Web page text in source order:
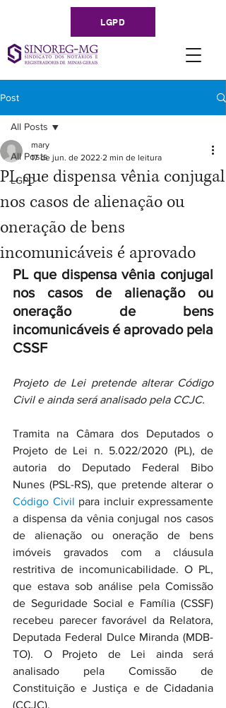
LGPD
Post
All Posts
LGPD
All Posts
PL que dispensa vênia conjugal
nos casos de alienação ou
oneração de bens
incomunicáveis é aprovado
mary
17 de jun. de 2022 2 min de leitura
PL que dispensa vênia conjugal
nos casos de alienação ou
oneração de bens
incomunicáveis é aprovado pela
CSSF
Projeto de Lei pretende alterar Código
Civil e ainda será analisado pela CCJC.
Tramita na Câmara dos Deputados o
Projeto de Lei n. 5.022/2020 (PL), de
autoria do Deputado Federal Bibo
Código Civil para incluir expressamente
a dispensa da vênia conjugal nos casos
de alienação ou oneração de bens
imóveis gravados com a cláusula
restritiva de incomunicabilidade. O PL,
que estava sob análise pela Comissão
de Seguridade Social e Família (CSSF)
recebeu parecer favorável da Relatora,
Deputada Federal Dulce Miranda (MDB-
TO). O Projeto de Lei ainda será
analisado pela Comissão de
Constituição e Justiça e de Cidadania
(CCJC).